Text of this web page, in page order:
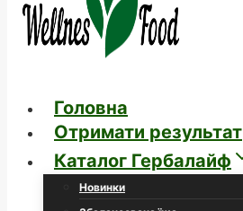
Головна
Отримати результат
Каталог Гербалайф
Новинки